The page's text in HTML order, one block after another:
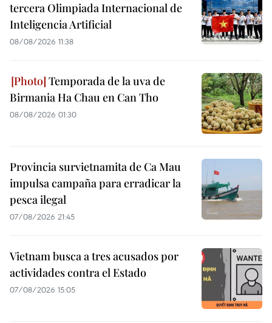
tercera Olimpiada Internacional de
Inteligencia Artificial
08/08/2026 11:38
Temporada de la uva de
Birmania Ha Chau en Can Tho
08/08/2026 01:30
Provincia survietnamita de Ca Mau
impulsa campaña para erradicar la
pesca ilegal
07/08/2026 21:45
Vietnam busca a tres acusados por
actividades contra el Estado
07/08/2026 15:05